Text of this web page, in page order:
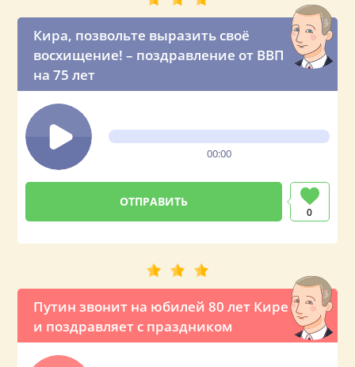
Кира, позвольте выразить своё
восхищение! – поздравление от ВВП
на 75 лет
00:00
0
Путин звонит на юбилей 80 лет Кире
и поздравляет с праздником